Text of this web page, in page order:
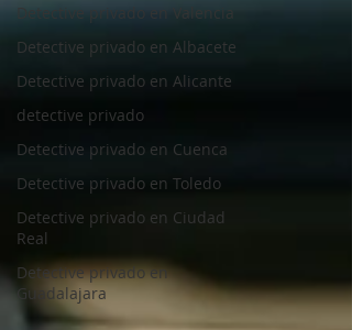
Detective privado en Valencia
Detective privado en Albacete
Detective privado en Alicante
detective privado
Detective privado en Cuenca
Detective privado en Toledo
Detective privado en Ciudad
Real
Detective privado en
Guadalajara